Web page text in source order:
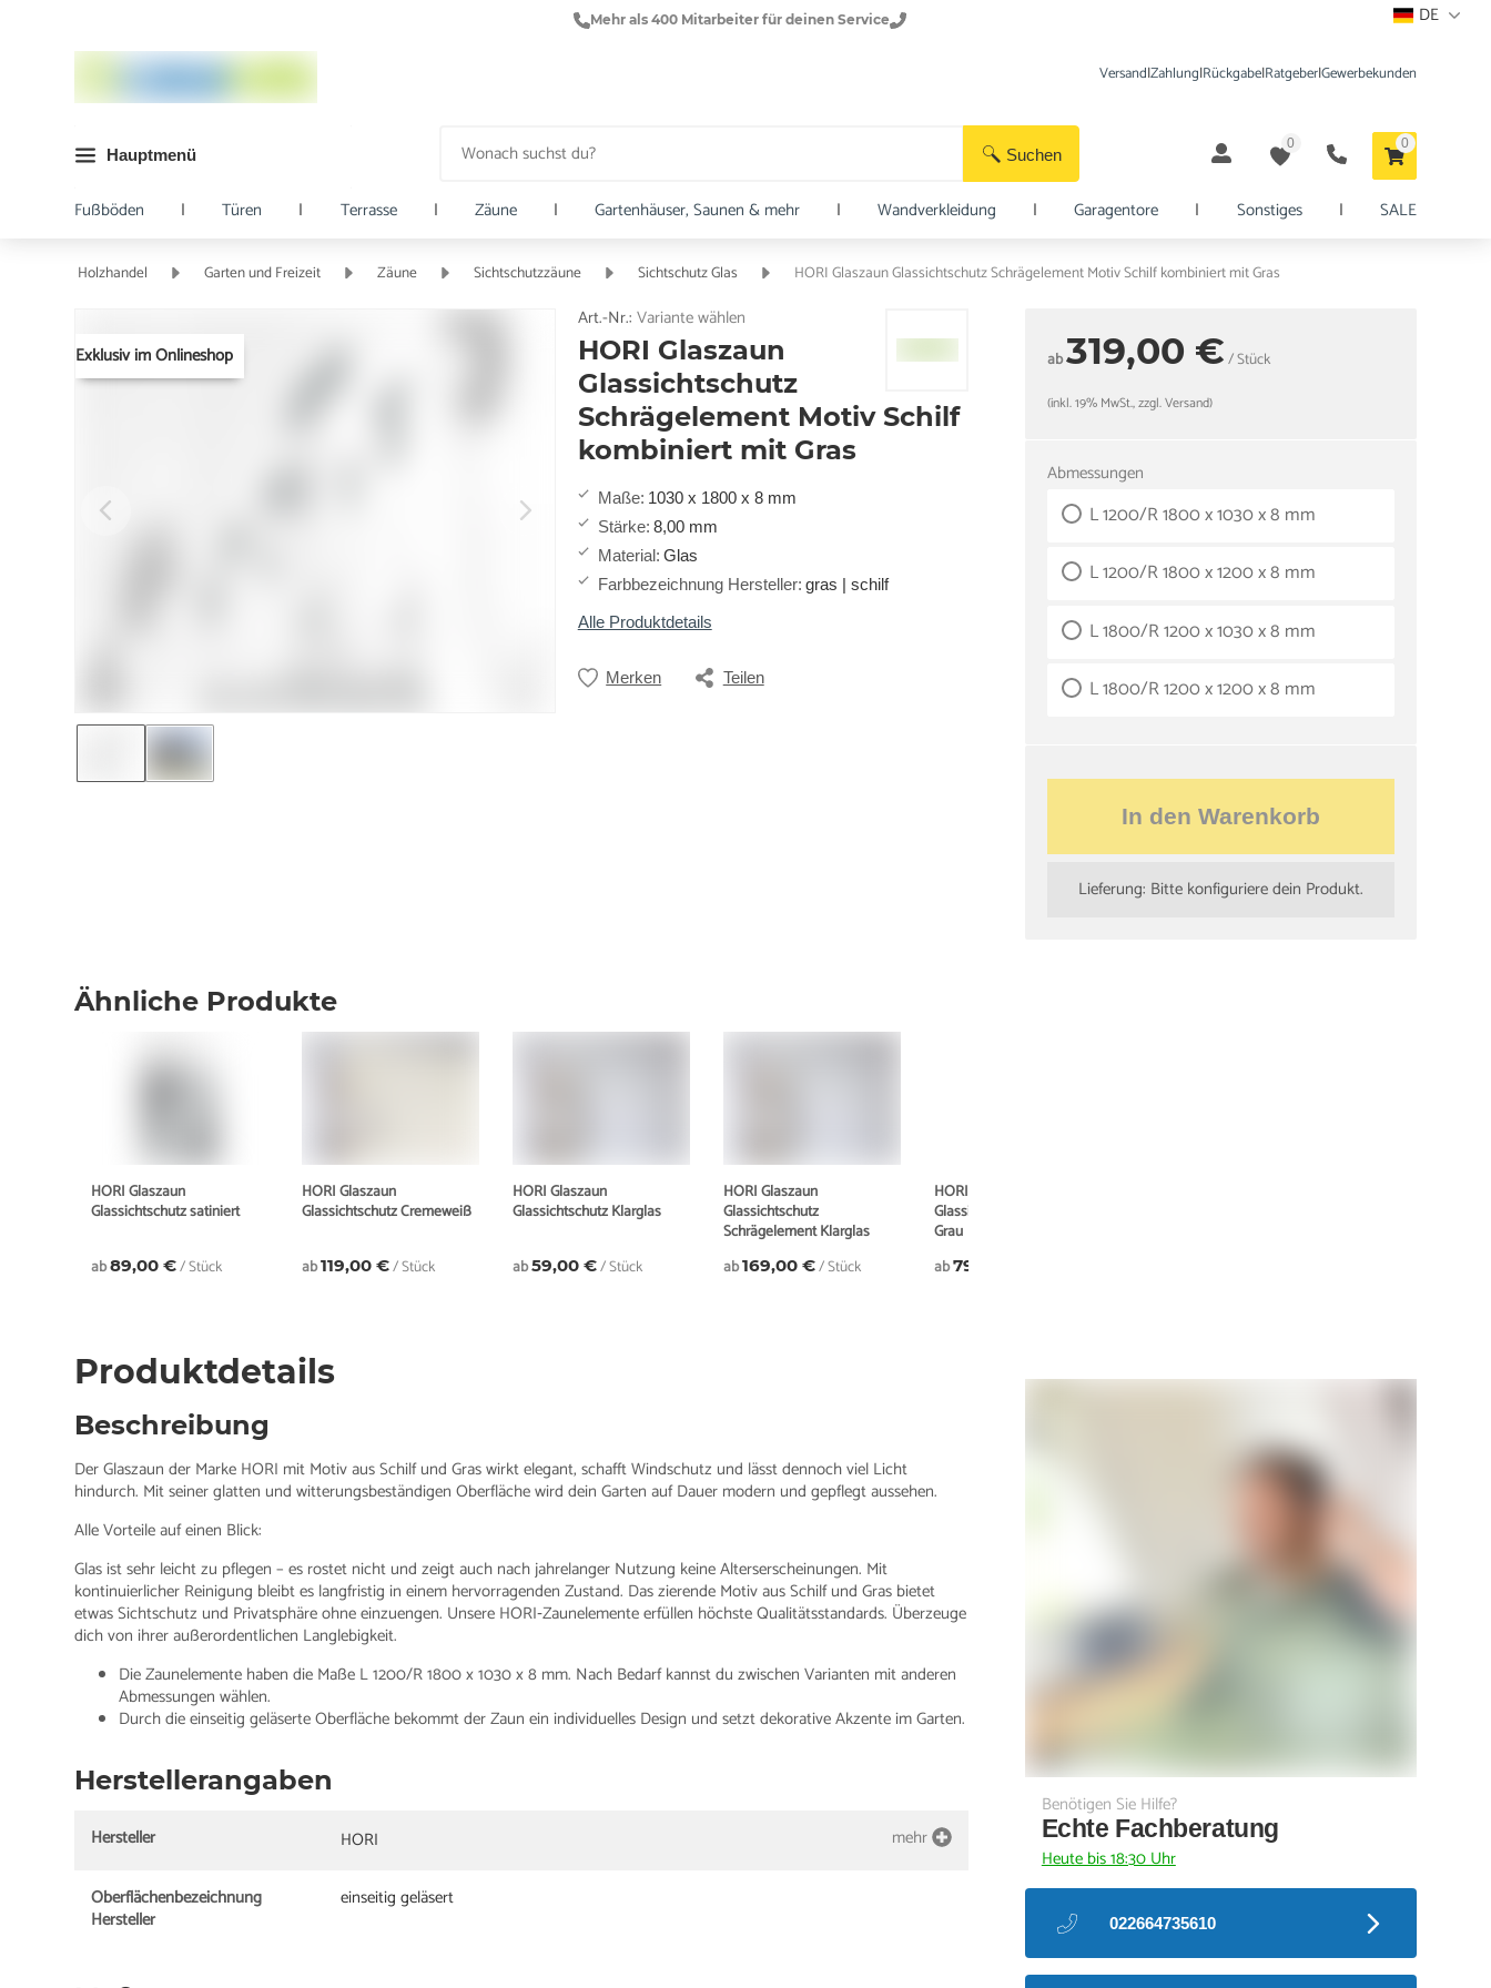
Mehr als 400 Mitarbeiter für deinen Service DE
Suchen
Versand|Zahlung|Rückgabe|Ratgeber|Gewerbekunden
Hauptmenü
0 0
Fußböden | Türen | Terrasse | Zäune | Gartenhäuser, Saunen & mehr | Wandverkleidung | Garagentore | Sonstiges | SALE
Holzhandel Garten und Freizeit Zäune Sichtschutzzäune Sichtschutz Glas HORI Glaszaun Glassichtschutz Schrägelement Motiv Schilf kombiniert mit Gras
Exklusiv im Onlineshop
Art.-Nr.: Variante wählen
HORI Glaszaun
Glassichtschutz
Schrägelement Motiv Schilf
kombiniert mit Gras
Maße: 1030 x 1800 x 8 mm
Stärke: 8,00 mm
Material: Glas
Farbbezeichnung Hersteller: gras | schilf
Alle Produktdetails
Merken Teilen
ab319,00 €/ Stück
(inkl. 19% MwSt., zzgl. Versand)
Abmessungen
L 1200/R 1800 x 1030 x 8 mm
L 1200/R 1800 x 1200 x 8 mm
L 1800/R 1200 x 1030 x 8 mm
L 1800/R 1200 x 1200 x 8 mm
In den Warenkorb
Lieferung: Bitte konfiguriere dein Produkt.
Ähnliche Produkte
HORI Glaszaun
Glassichtschutz satiniert
ab89,00 €/ Stück
HORI Glaszaun
Glassichtschutz Cremeweiß
ab119,00 €/ Stück
HORI Glaszaun
Glassichtschutz Klarglas
ab59,00 €/ Stück
HORI Glaszaun
Glassichtschutz
Schrägelement Klarglas
ab169,00 €/ Stück
HORI Glaszaun
Glassichtschutz Glasfarbe
Grau
ab79,00 €
Produktdetails
Beschreibung
Der Glaszaun der Marke HORI mit Motiv aus Schilf und Gras wirkt elegant, schafft Windschutz und lässt dennoch viel Licht
hindurch. Mit seiner glatten und witterungsbeständigen Oberfläche wird dein Garten auf Dauer modern und gepflegt aussehen.
Alle Vorteile auf einen Blick:
Glas ist sehr leicht zu pflegen – es rostet nicht und zeigt auch nach jahrelanger Nutzung keine Alterserscheinungen. Mit
kontinuierlicher Reinigung bleibt es langfristig in einem hervorragenden Zustand. Das zierende Motiv aus Schilf und Gras bietet
etwas Sichtschutz und Privatsphäre ohne einzuengen. Unsere HORI‑Zaunelemente erfüllen höchste Qualitätsstandards. Überzeuge
dich von ihrer außerordentlichen Langlebigkeit.
Die Zaunelemente haben die Maße L 1200/R 1800 x 1030 x 8 mm. Nach Bedarf kannst du zwischen Varianten mit anderen
Abmessungen wählen.
Durch die einseitig geläserte Oberfläche bekommt der Zaun ein individuelles Design und setzt dekorative Akzente im Garten.
Herstellerangaben
Hersteller HORI mehr
Oberflächenbezeichnung
Hersteller
einseitig geläsert
Benötigen Sie Hilfe?
Echte Fachberatung
Heute bis 18:30 Uhr
022664735610